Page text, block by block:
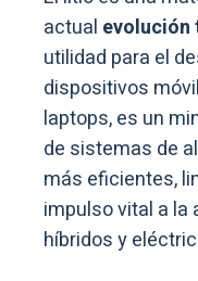
actual
utilidad para el
dispositivos
laptops, es un
de sistemas de
más eficientes,
impulso vital a la
híbridos y